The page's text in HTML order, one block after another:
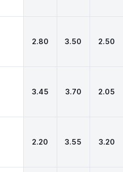
2.80 3.50 2.50
3.45 3.70 2.05
2.20 3.55 3.20